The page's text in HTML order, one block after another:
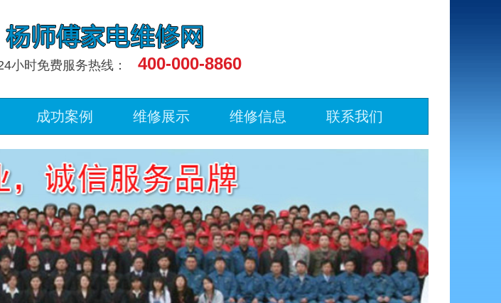
小时免费服务热线： 400-000-8860
成功案例 维修展示 维修信息 联系我们